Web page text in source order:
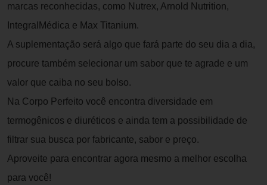
marcas reconhecidas, como Nutrex, Arnold Nutrition,
IntegralMédica e Max Titanium.
A suplementação será algo que fará parte do seu dia a dia,
procure também selecionar um sabor que te agrade e um
valor que caiba no seu bolso.
Na Corpo Perfeito você encontra diversidade em
termogênicos e diuréticos e ainda tem a possibilidade de
filtrar sua busca por fabricante, sabor e preço.
Aproveite para encontrar agora mesmo a melhor escolha
para você!